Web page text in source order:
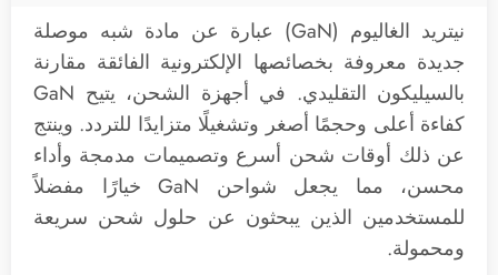
نيتريد الغاليوم (GaN) عبارة عن مادة شبه موصلة
جديدة معروفة بخصائصها الإلكترونية الفائقة مقارنة
بالسيليكون التقليدي. في أجهزة الشحن، يتيح GaN
كفاءة أعلى وحجمًا أصغر وتشغيلًا متزايدًا للتردد. وينتج
عن ذلك أوقات شحن أسرع وتصميمات مدمجة وأداء
محسن، مما يجعل شواحن GaN خيارًا مفضلاً
للمستخدمين الذين يبحثون عن حلول شحن سريعة
ومحمولة.